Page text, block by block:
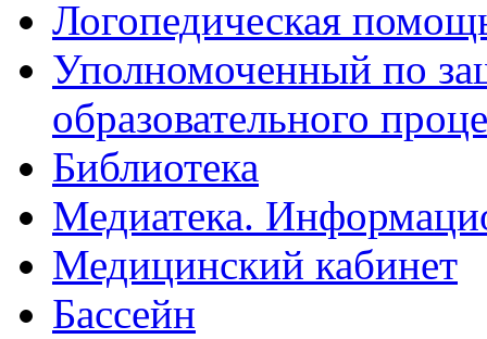
Логопедическая
Уполномоченный по
образовательного
Библиотека
Медиатека.
Медицинский кабинет
Бассейн